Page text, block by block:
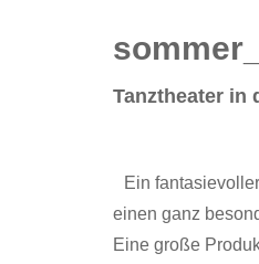
Tanztheater in
Ein
einen ganz
Eine große